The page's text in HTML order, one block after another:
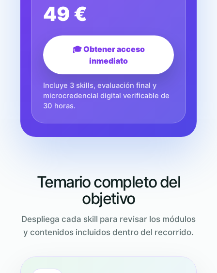
49 €
🎓 Obtener acceso
inmediato
Incluye 3 skills, evaluación final y
microcredencial digital verificable de
30 horas.
Temario completo del
objetivo
Despliega cada skill para revisar los módulos
y contenidos incluidos dentro del recorrido.